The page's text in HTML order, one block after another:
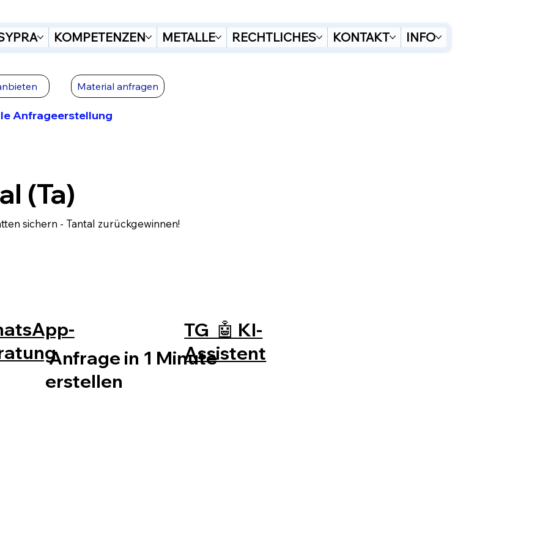
KOMPETENZEN METALLE RECHTLICHES KONTAKT INFO
Material anfragen
Anfrageerstellung
(Ta)
sichern - Tantal zurückgewinnen!
Anfrage in 1 Minute
erstellen
TG 🤖 KI-
Assistent